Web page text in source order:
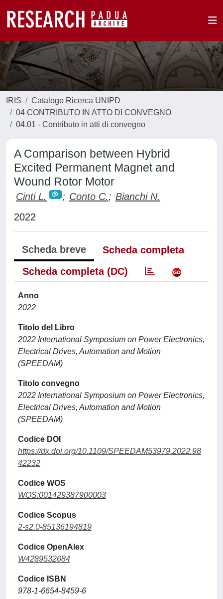
IRIS
Catalogo Ricerca UNIPD
04 CONTRIBUTO IN ATTO DI CONVEGNO
04.01 - Contributo in atti di convegno
A Comparison between Hybrid
Excited Permanent Magnet and
Wound Rotor Motor
Cinti L. ; Conto C.; Bianchi N.
2022
Scheda breve
Scheda completa
Scheda completa (DC)
Anno
2022
Titolo del Libro
2022 International Symposium on Power Electronics,
Electrical Drives, Automation and Motion
(SPEEDAM)
Titolo convegno
2022 International Symposium on Power Electronics,
Electrical Drives, Automation and Motion
(SPEEDAM)
Codice DOI
https://dx.doi.org/10.1109/SPEEDAM53979.2022.98
42232
Codice WOS
WOS:001429387900003
Codice Scopus
2-s2.0-85136194819
Codice OpenAlex
W4289532684
Codice ISBN
978-1-6654-8459-6